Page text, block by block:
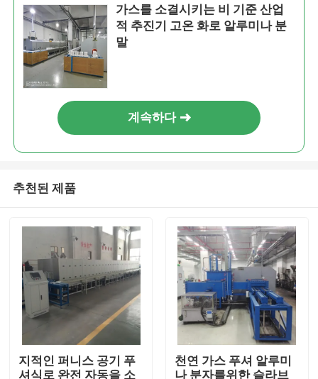
가스를 소결시키는 비 기준 산업
적 추진기 고온 화로 알루미나 분
말
계속하다
추천된 제품
지적인 퍼니스 공기 푸
셔식로 완전 자동을 소
천연 가스 푸셔 알루미
나 분자를위한 슬라브